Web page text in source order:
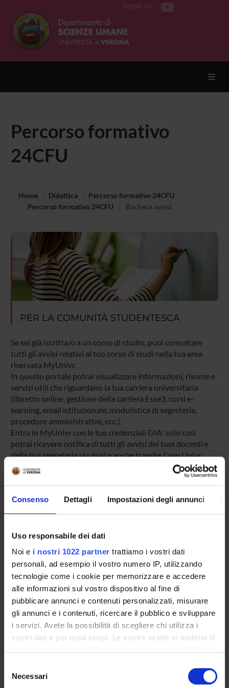
Consenso Dettagli Impostazioni degli annunci
Uso responsabile dei dati
Noi e i nostri 1022 partner trattiamo i vostri dati
personali, ad esempio il vostro numero IP, utilizzando
tecnologie come i cookie per memorizzare e accedere
alle informazioni sul vostro dispositivo al fine di
pubblicare annunci e contenuti personalizzati, misurare
gli annunci e i contenuti, ricercare il pubblico e sviluppare
i servizi. Avete la possibilità di scegliere chi utilizza i
vostri dati e per quali scopi. Le vostre scelte in materia di
modificare o revocare il proprio consenso in qualsiasi
delNecessari
Segui su
Percorso formativo
24CFU
Home Didattica
Percorso formativo 24CFU
Percorso formativo 24CFU
Bacheca avvisi
PER LA COMUNITÀ STUDENTESCA
Se sei già iscritta/o a un corso di studio, puoi consultare
tutti gli avvisi relativi al tuo corso di studi nella tua area
riservata MyUnivr.
In questo portale potrai visualizzare informazioni, risorse e
servizi utili che riguardano la tua carriera universitaria
(libretto online, gestione della carriera Esse3, corsi e-
learning, email istituzionale, modulistica di segreteria,
procedure amministrative, ecc.).
Entra in MyUnivr con le tue credenziali GIA: solo così
potrai ricevere notifica di tutti gli avvisi dei tuoi docenti e
della tua segreteria via mail e anche tramite l'app Univr.
Come iscriversi
Insegnamenti
Calendario didattico
Orario lezioni
Calendario esami
Bacheca avvisi
Proposte tesi e stage